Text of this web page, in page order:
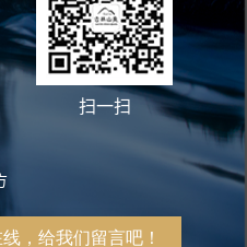
扫一扫